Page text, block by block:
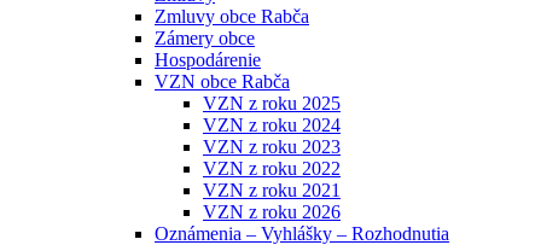
Zmluvy obce Rabča
Zámery obce
Hospodárenie
VZN obce Rabča
VZN z roku 2025
VZN z roku 2024
VZN z roku 2023
VZN z roku 2022
VZN z roku 2021
VZN z roku 2026
Oznámenia – Vyhlášky – Rozhodnutia